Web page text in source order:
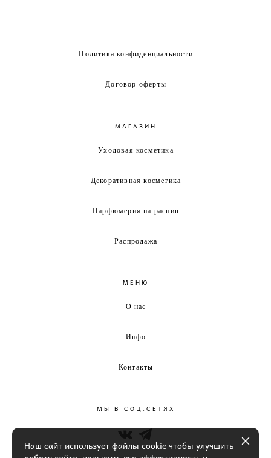
Политика конфиденциальности
Договор оферты
МАГАЗИН
Уходовая косметика
Декоративная косметика
Парфюмерия на распив
Распродажа
МЕНЮ
О нас
Инфо
Контакты
МЫ В СОЦ.СЕТЯХ
Наш сайт использует файлы cookie чтобы улучшить